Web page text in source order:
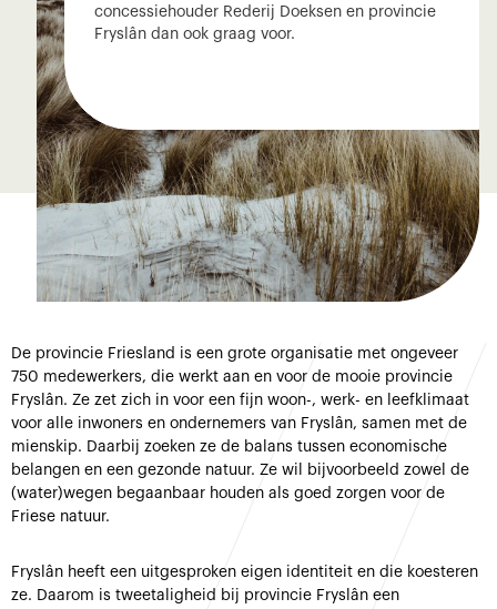
concessiehouder Rederij Doeksen en provincie
Fryslân dan ook graag voor.
De provincie Friesland is een grote organisatie met ongeveer
750 medewerkers, die werkt aan en voor de mooie provincie
Fryslân. Ze zet zich in voor een fijn woon-, werk- en leefklimaat
voor alle inwoners en ondernemers van Fryslân, samen met de
mienskip. Daarbij zoeken ze de balans tussen economische
belangen en een gezonde natuur. Ze wil bijvoorbeeld zowel de
(water)wegen begaanbaar houden als goed zorgen voor de
Friese natuur.
Fryslân heeft een uitgesproken eigen identiteit en die koesteren
ze. Daarom is tweetaligheid bij provincie Fryslân een